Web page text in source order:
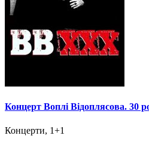
Концерт Воплі Відоплясова. 30
Концерти, 1+1